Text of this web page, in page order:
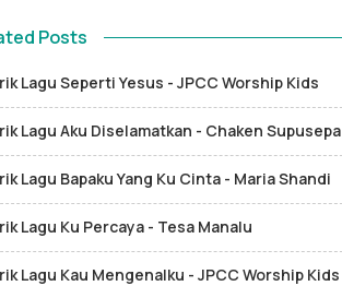
Posts
Lagu Seperti Yesus - JPCC Worship Kids
Lagu Aku Diselamatkan - Chaken Supusepa
Lagu Bapaku Yang Ku Cinta - Maria Shandi
Lagu Ku Percaya - Tesa Manalu
Lagu Kau Mengenalku - JPCC Worship Kids